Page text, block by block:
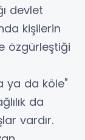
devlet
kişilerin
özgürleştiği
ya da köle"
da
vardır.